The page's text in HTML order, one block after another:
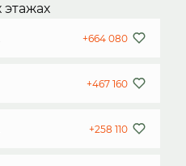
+664 080
+467 160
+258 110